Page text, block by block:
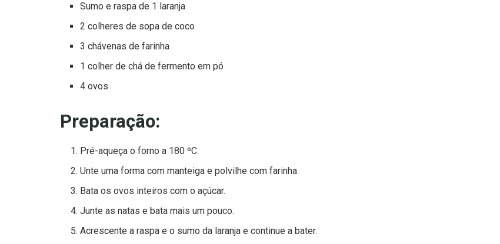
Sumo e raspa de 1 laranja
2 colheres de sopa de coco
3 chávenas de farinha
1 colher de chá de fermento em pó
4 ovos
Preparação:
Pré-aqueça o forno a 180 ºC.
Unte uma forma com manteiga e polvilhe com farinha.
Bata os ovos inteiros com o açúcar.
Junte as natas e bata mais um pouco.
Acrescente a raspa e o sumo da laranja e continue a bater.